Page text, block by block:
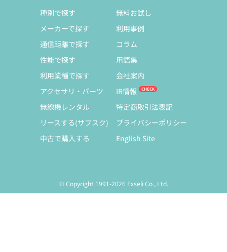
種別で探す
メーカーで探す
通信距離で探す
性能で探す
利用業種で探す
アクセサリ・パーツ
無線機レンタル
リースする(サブスク)
中古で購入する
無料お試し
利用事例
コラム
用語集
会社案内
IR情報
特定商取引法表記
プライバシーポリシー
English Site
© Copyright 1991-2026 Exseli Co., Ltd.